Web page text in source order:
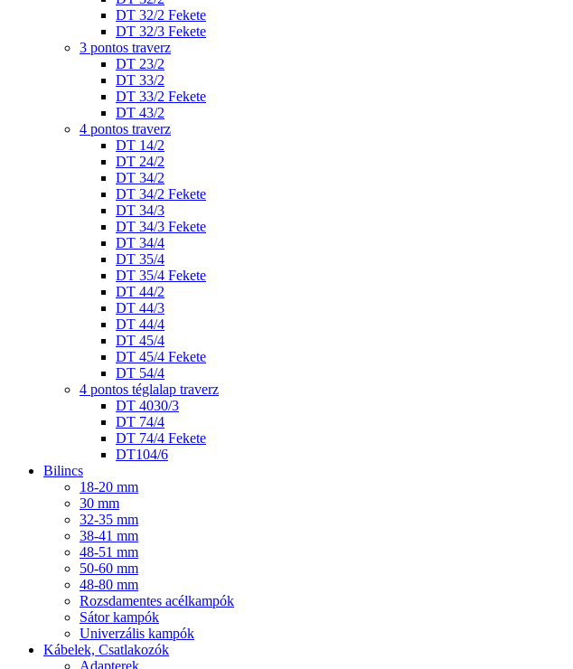
DT 32/2 Fekete
DT 32/3 Fekete
3 pontos traverz
DT 23/2
DT 33/2
DT 33/2 Fekete
DT 43/2
4 pontos traverz
DT 14/2
DT 24/2
DT 34/2
DT 34/2 Fekete
DT 34/3
DT 34/3 Fekete
DT 34/4
DT 35/4
DT 35/4 Fekete
DT 44/2
DT 44/3
DT 44/4
DT 45/4
DT 45/4 Fekete
DT 54/4
4 pontos téglalap traverz
DT 4030/3
DT 74/4
DT 74/4 Fekete
DT104/6
Bilincs
18-20 mm
30 mm
32-35 mm
38-41 mm
48-51 mm
50-60 mm
48-80 mm
Rozsdamentes acélkampók
Sátor kampók
Univerzális kampók
Kábelek, Csatlakozók
Adapterek